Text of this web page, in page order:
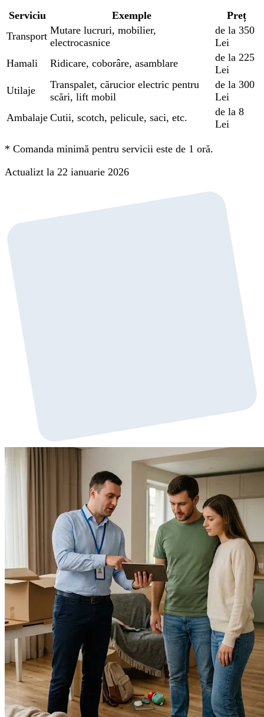
Serviciu Exemple
Preț
Transport Mutare lucruri, mobilier,
electrocasnice
de la 350
Lei
Hamali
Ridicare, coborâre, asamblare
de la 225
Lei
Utilaje
Transpalet, cărucior electric pentru
scări, lift mobil
de la 300
Lei
Ambalaje Cutii, scotch, pelicule, saci, etc.
de la 8
Lei
* Comanda minimă pentru servicii este de 1 oră.
Actualizt la 22 ianuarie 2026